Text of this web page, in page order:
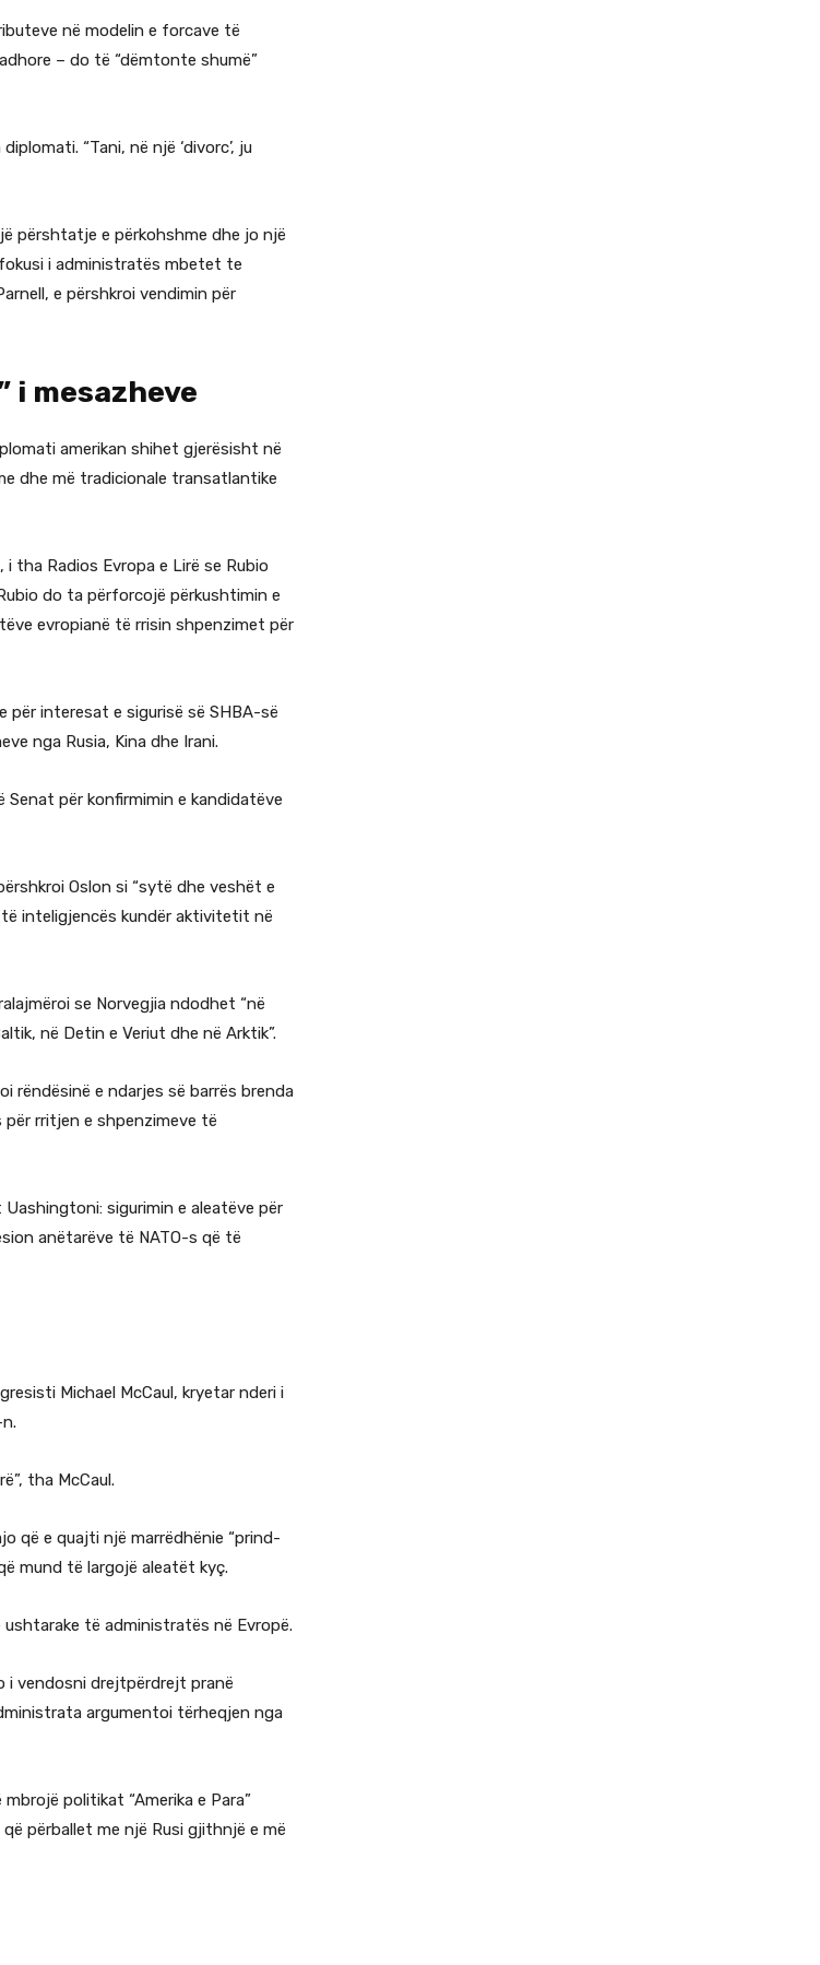
në modelin e forcave të
– do të “dëmtonte shumë”
“Tani, në një ‘divorc’, ju
përshtatje e përkohshme dhe jo një
i administratës mbetet te
e përshkroi vendimin për
i mesazheve
amerikan shihet gjerësisht në
dhe më tradicionale transatlantike
tha Radios Evropa e Lirë se Rubio
do ta përforcojë përkushtimin e
evropianë të rrisin shpenzimet për
për interesat e sigurisë së SHBA-së
nga Rusia, Kina dhe Irani.
për konfirmimin e kandidatëve
Oslon si “sytë dhe veshët e
inteligjencës kundër aktivitetit në
se Norvegjia ndodhet “në
në Detin e Veriut dhe në Arktik”.
rëndësinë e ndarjes së barrës brenda
rritjen e shpenzimeve të
sigurimin e aleatëve për
anëtarëve të NATO-s që të
Michael McCaul, kryetar nderi i
tha McCaul.
që e quajti një marrëdhënie “prind-
mund të largojë aleatët kyç.
të administratës në Evropë.
i vendosni drejtpërdrejt pranë
argumentoi tërheqjen nga
politikat “Amerika e Para”
përballet me një Rusi gjithnjë e më